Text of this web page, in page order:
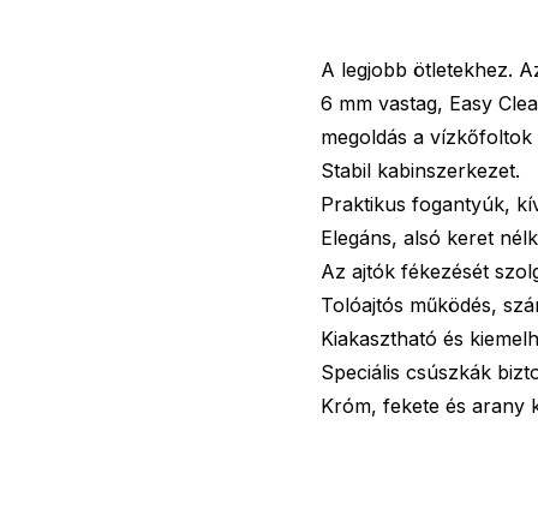
A legjobb ötletekhez.
6 mm vastag, Easy
megoldás a
Stabil kabinszerkezet.
Praktikus fogantyúk,
Elegáns, alsó keret
Az ajtók fékezését
Tolóajtós működés,
Kiakasztható és
Speciális csúszkák
Króm, fekete és arany